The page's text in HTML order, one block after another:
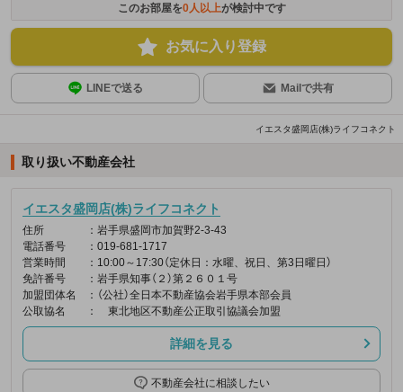
このお部屋を0人以上が検討中です
お気に入り登録
LINEで送る Mailで共有
イエスタ盛岡店(株)ライフコネクト
取り扱い不動産会社
イエスタ盛岡店(株)ライフコネクト
住所
：岩手県盛岡市加賀野2-3-43
電話番号
：019-681-1717
営業時間
：10:00～17:30（定休日：水曜、祝日、第3日曜日）
免許番号
：岩手県知事（２）第２６０１号
加盟団体名
：（公社）全日本不動産協会岩手県本部会員
公取協名
： 東北地区不動産公正取引協議会加盟
詳細を見る
不動産会社に相談したい